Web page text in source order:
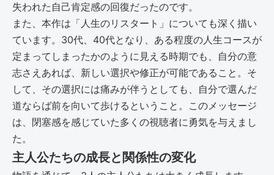
失われた自己肯定感の回復だったのです。
また、本作は「人生のリスタート」についても深く描い
ています。30代、40代となり、ある程度の人生コースが
定まってしまったかのように見える時期でも、自分の意
志さえあれば、新しい選択や修正が可能であること。そ
して、その選択には痛みが伴うとしても、自分で選んだ
道ならば前を向いて歩けるということ。このメッセージ
は、閉塞感を感じていた多くの視聴者に勇気を与えまし
た。
主人公たちの成長と関係性の変化